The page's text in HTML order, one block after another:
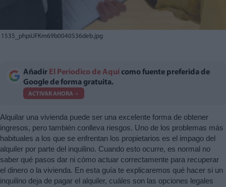
1535_phpiiJFKm69b0040536deb.jpg
Añadir El Periodico de Aquí como fuente preferida de
Google de forma gratuita.
ACTIVAR AHORA
Alquilar una vivienda puede ser una excelente forma de obtener
ingresos, pero también conlleva riesgos. Uno de los problemas más
habituales a los que se enfrentan los propietarios es el impago del
alquiler por parte del inquilino. Cuando esto ocurre, es normal no
saber qué pasos dar ni cómo actuar correctamente para recuperar
el dinero o la vivienda. En esta guía te explicaremos qué hacer si un
inquilino deja de pagar el alquiler, cuáles son las opciones legales